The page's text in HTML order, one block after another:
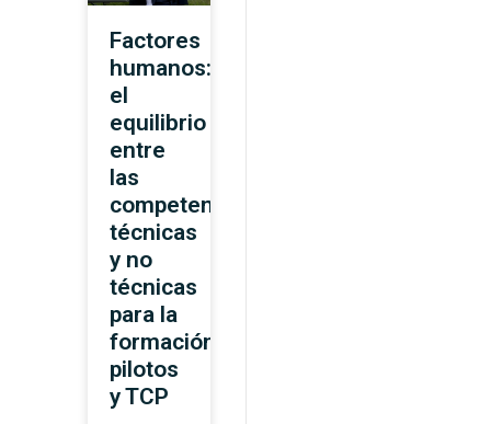
Factores
humanos:
el
equilibrio
entre
las
competencias
técnicas
y no
técnicas
para la
formación
pilotos
y TCP